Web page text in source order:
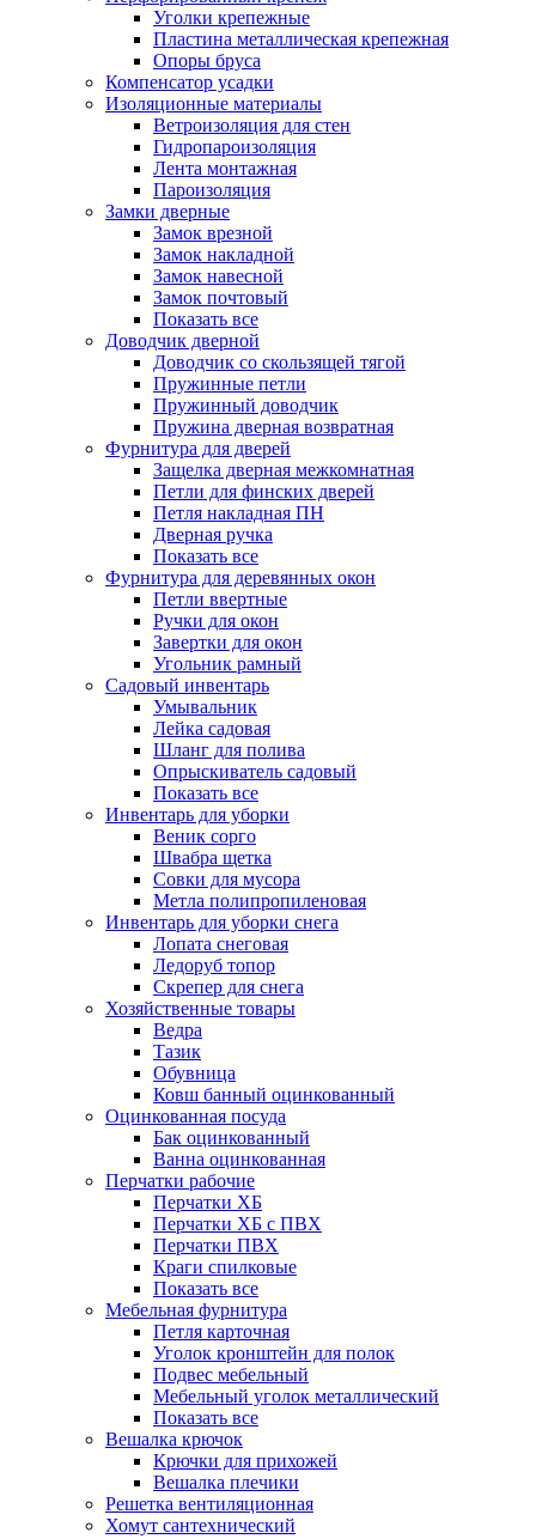
Уголки крепежные
Пластина металлическая крепежная
Опоры бруса
Компенсатор усадки
Изоляционные материалы
Ветроизоляция для стен
Гидропароизоляция
Лента монтажная
Пароизоляция
Замки дверные
Замок врезной
Замок накладной
Замок навесной
Замок почтовый
Показать все
Доводчик дверной
Доводчик со скользящей тягой
Пружинные петли
Пружинный доводчик
Пружина дверная возвратная
Фурнитура для дверей
Защелка дверная межкомнатная
Петли для финских дверей
Петля накладная ПН
Дверная ручка
Показать все
Фурнитура для деревянных окон
Петли ввертные
Ручки для окон
Завертки для окон
Угольник рамный
Садовый инвентарь
Умывальник
Лейка садовая
Шланг для полива
Опрыскиватель садовый
Показать все
Инвентарь для уборки
Веник сорго
Швабра щетка
Совки для мусора
Метла полипропиленовая
Инвентарь для уборки снега
Лопата снеговая
Ледоруб топор
Скрепер для снега
Хозяйственные товары
Ведра
Тазик
Обувница
Ковш банный оцинкованный
Оцинкованная посуда
Бак оцинкованный
Ванна оцинкованная
Перчатки рабочие
Перчатки ХБ
Перчатки ХБ с ПВХ
Перчатки ПВХ
Краги спилковые
Показать все
Мебельная фурнитура
Петля карточная
Уголок кронштейн для полок
Подвес мебельный
Мебельный уголок металлический
Показать все
Вешалка крючок
Крючки для прихожей
Вешалка плечики
Решетка вентиляционная
Хомут сантехнический